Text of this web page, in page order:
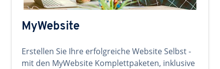
MyWebsite
Erstellen Sie Ihre erfolgreiche Website Selbst -
mit den MyWebsite Komplettpaketen, inklusive